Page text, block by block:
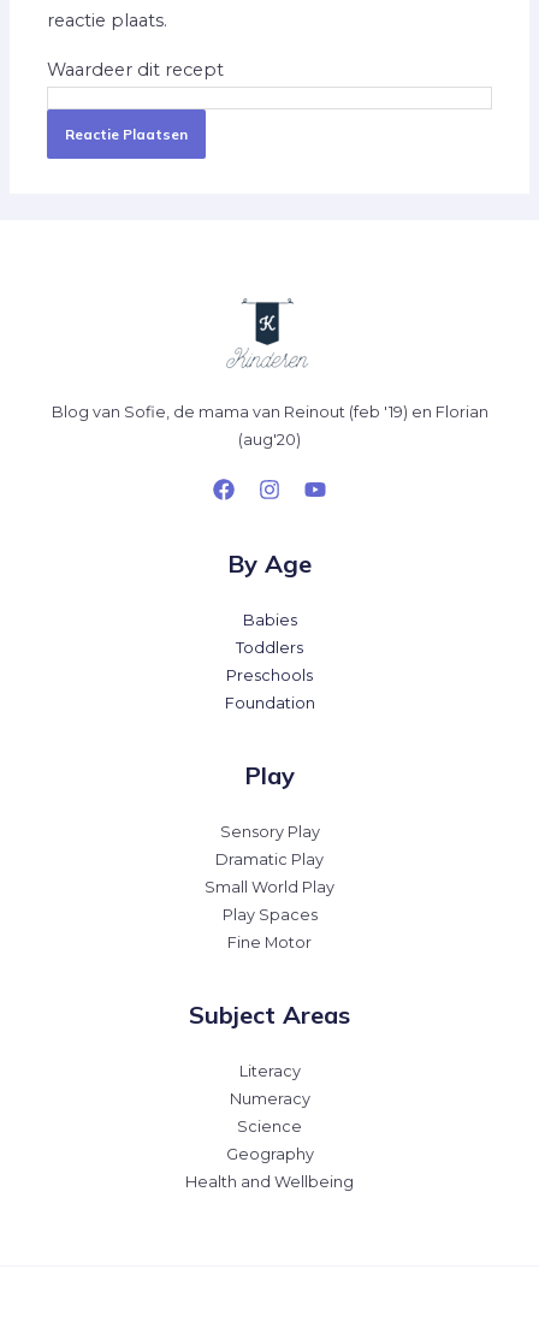
reactie plaats.
Waardeer dit recept
Blog van Sofie, de mama van Reinout (feb '19) en Florian
(aug'20)
By Age
Babies
Toddlers
Preschools
Foundation
Play
Sensory Play
Dramatic Play
Small World Play
Play Spaces
Fine Motor
Subject Areas
Literacy
Numeracy
Science
Geography
Health and Wellbeing